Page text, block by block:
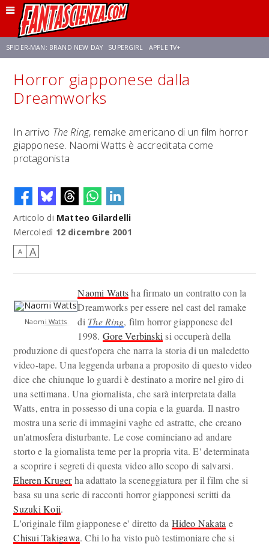
SPIDER-MAN: BRAND NEW DAY SUPERGIRL APPLE TV+
FRANCO RICCIARDIELLO ZENDAYA STAR TREK AVENGERS: DOOMSDAY
Horror giapponese dalla
Dreamworks
In arrivo The Ring, remake americano di un film horror
giapponese. Naomi Watts è accreditata come
protagonista
Articolo di Matteo Gilardelli
Mercoledì 12 dicembre 2001
A A
Naomi Watts
Naomi Wattsha firmato un contratto con la
Dreamworks per essere nel cast del ramake
di The Ring, film horror giapponese del
1998. Gore Verbinski si occuperà della
produzione di quest'opera che narra la storia di un maledetto
video-tape. Una leggenda urbana a proposito di questo video
dice che chiunque lo guardi è destinato a morire nel giro di
una settimana. Una giornalista, che sarà interpretata dalla
Watts, entra in possesso di una copia e la guarda. Il nastro
mostra una serie di immagini vaghe ed astratte, che creano
un'atmosfera disturbante. Le cose cominciano ad andare
storto e la giornalista teme per la propria vita. E' determinata
a scoprire i segreti di questa video allo scopo di salvarsi.
Eheren Krugerha adattato la sceneggiatura per il film che si
basa su una serie di racconti horror giapponesi scritti da
Suzuki Koji.
L'originale film giapponese e' diretto da Hideo Nakata e
Chisui Takigawa. Chi lo ha visto può testimoniare che si